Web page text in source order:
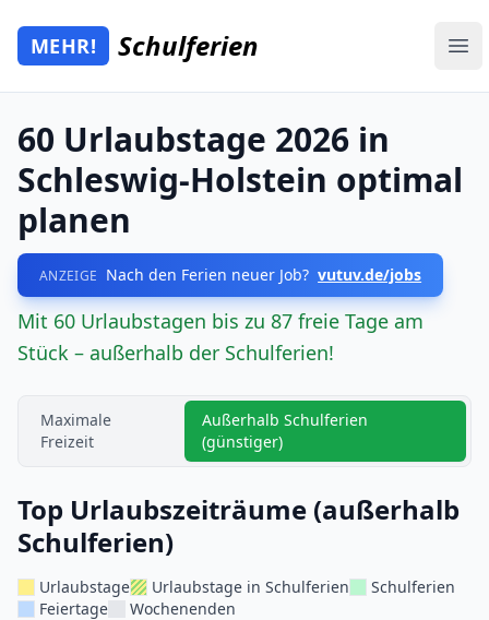
Zum Hauptinhalt springen
Mehr Schulferien
MEHR! Schulferien
60 Urlaubstage 2026 in
Schleswig-Holstein optimal
planen
ANZEIGE Nach den Ferien neuer Job? vutuv.de/jobs
Mit 60 Urlaubstagen bis zu 87 freie Tage am
Stück – außerhalb der Schulferien!
Maximale
Freizeit
Außerhalb Schulferien
(günstiger)
Top Urlaubszeiträume (außerhalb
Schulferien)
Urlaubstage Urlaubstage in Schulferien
Schulferien
Feiertage
Wochenenden